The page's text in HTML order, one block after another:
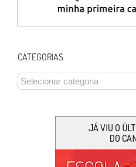
CATEGORIAS
CATEGORIAS